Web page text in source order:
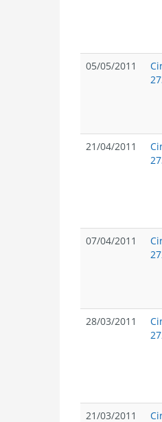
05/05/2011
21/04/2011
07/04/2011
28/03/2011
21/03/2011